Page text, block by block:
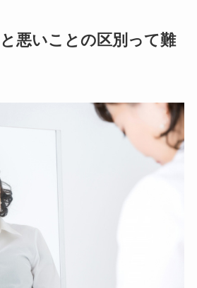
悪いことの区別って難